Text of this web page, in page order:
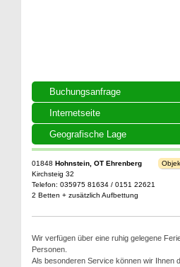
Buchungsanfrage
Internetseite
Geografische Lage
01848 Hohnstein, OT Ehrenberg
Kirchsteig 32
Telefon: 035975 81634 / 0151 22621
2 Betten + zusätzlich Aufbettung
Wir verfügen über eine ruhig gelegene
Personen.
Als besonderen Service können wir Ihnen